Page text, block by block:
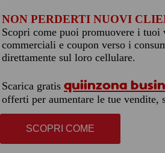
NON PERDERTI NUOVI
Scopri come puoi promuovere i
commerciali e coupon verso i
direttamente sul loro cellulare.
Scarica gratis quiinzona
offerti per aumentare le tue vendite,
SCOPRI COME